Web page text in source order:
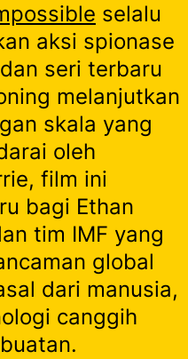
selalu
aksi spionase
seri terbaru
melanjutkan
skala yang
oleh
film ini
bagi Ethan
tim IMF yang
global
dari manusia,
canggih